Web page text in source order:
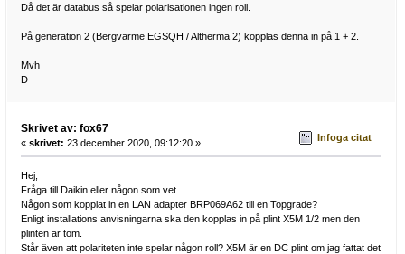
Då det är databus så spelar polarisationen ingen roll.
På generation 2 (Bergvärme EGSQH / Altherma 2) kopplas denna in på 1 + 2.
Mvh
D
Skrivet av: fox67
« skrivet: 23 december 2020, 09:12:20 » Infoga citat
Hej,
Fråga till Daikin eller någon som vet.
Någon som kopplat in en LAN adapter BRP069A62 till en Topgrade?
Enligt installations anvisningarna ska den kopplas in på plint X5M 1/2 men den
plinten är tom.
Står även att polariteten inte spelar någon roll? X5M är en DC plint om jag fattat det